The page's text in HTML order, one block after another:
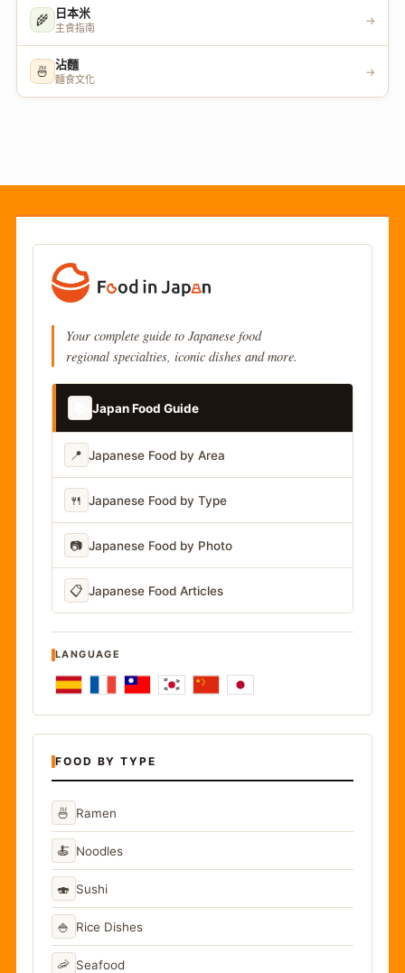
🌾 日本米
主食指南
→
🍜 沾麵
麵食文化
→
Your complete guide to Japanese food
regional specialties, iconic dishes and more.
Japan Food Guide
📍 Japanese Food by Area
🍴 Japanese Food by Type
📷 Japanese Food by Photo
📋 Japanese Food Articles
LANGUAGE
FOOD BY TYPE
🍜 Ramen
🍝 Noodles
🍣 Sushi
🍚 Rice Dishes
🦐 Seafood